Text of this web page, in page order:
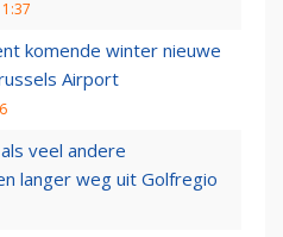
komende winter nieuwe
Airport
veel andere
langer weg uit Golfregio